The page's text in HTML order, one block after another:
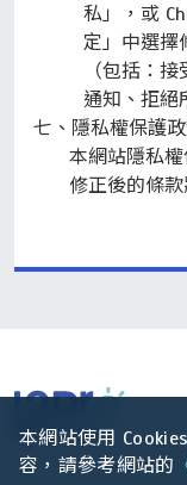
私」，或
定」中選擇
（包括：
通知、拒絕
隱私權保護
本網站隱私
修正後的條
本網站使用
容，請參考網站的